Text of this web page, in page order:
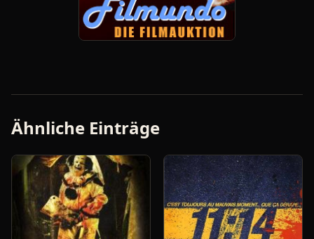
Ähnliche Einträge